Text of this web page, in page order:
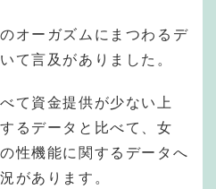
オーガズムにまつわるデ
て言及がありました。
て資金提供が少ない上
るデータと比べて、女
性機能に関するデータへ
があります。